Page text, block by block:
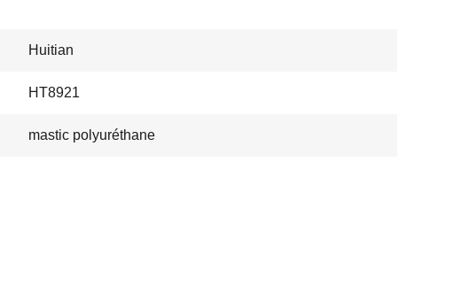
Huitian
HT8921
mastic polyuréthane